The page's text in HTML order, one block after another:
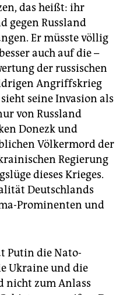
das heißt: ihr
gegen Russland
Er müsste völlig
auch auf die –
der russischen
Angriffskrieg
seine Invasion als
von Russland
Donezk und
Völkermord der
Regierung
dieses Krieges.
Deutschlands
Prominenten und
Putin die Nato-
Ukraine und die
nicht zum Anlass